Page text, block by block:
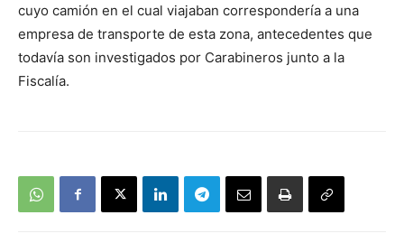
cuyo camión en el cual viajaban correspondería a una
empresa de transporte de esta zona, antecedentes que
todavía son investigados por Carabineros junto a la
Fiscalía.